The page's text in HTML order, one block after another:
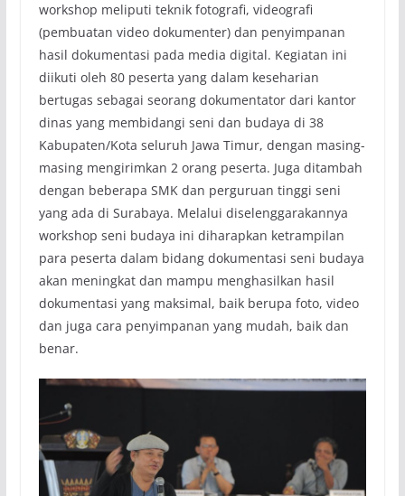
workshop meliputi teknik fotografi, videografi
(pembuatan video dokumenter) dan penyimpanan
hasil dokumentasi pada media digital. Kegiatan ini
diikuti oleh 80 peserta yang dalam keseharian
bertugas sebagai seorang dokumentator dari kantor
dinas yang membidangi seni dan budaya di 38
Kabupaten/Kota seluruh Jawa Timur, dengan masing-
masing mengirimkan 2 orang peserta. Juga ditambah
dengan beberapa SMK dan perguruan tinggi seni
yang ada di Surabaya. Melalui diselenggarakannya
workshop seni budaya ini diharapkan ketrampilan
para peserta dalam bidang dokumentasi seni budaya
akan meningkat dan mampu menghasilkan hasil
dokumentasi yang maksimal, baik berupa foto, video
dan juga cara penyimpanan yang mudah, baik dan
benar.